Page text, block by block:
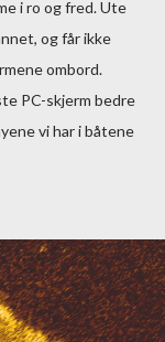
i ro og fred. Ute
og får ikke
ombord.
PC-skjerm bedre
vi har i båtene